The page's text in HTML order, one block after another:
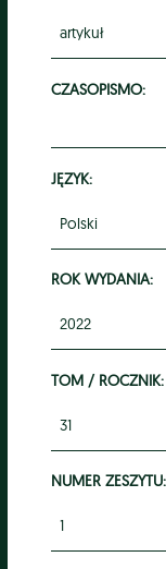
artykuł
CZASOPISMO:
JĘZYK:
Polski
ROK WYDANIA:
2022
TOM / ROCZNIK:
31
NUMER ZESZYTU:
1